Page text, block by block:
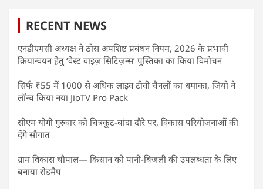
RECENT NEWS
एनडीएमसी अध्यक्ष ने ठोस अपशिष्ट प्रबंधन नियम, 2026 के प्रभावी
क्रियान्वयन हेतु ‘वेस्ट वाइज़ सिटिज़न्स’ पुस्तिका का किया विमोचन
सिर्फ ₹55 में 1000 से अधिक लाइव टीवी चैनलों का धमाका, जियो ने
लॉन्च किया नया JioTV Pro Pack
सीएम योगी गुरुवार को चित्रकूट-बांदा दौरे पर, विकास परियोजनाओं की
देंगे सौगात
ग्राम विकास चौपाल— किसान को पानी-बिजली की उपलब्धता के लिए
बनाया रोडमैप